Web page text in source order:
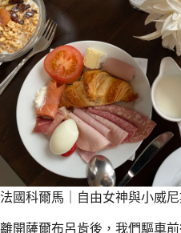
法國科爾馬｜自由女神與小威
離開薩爾布呂肯後，我們驅車